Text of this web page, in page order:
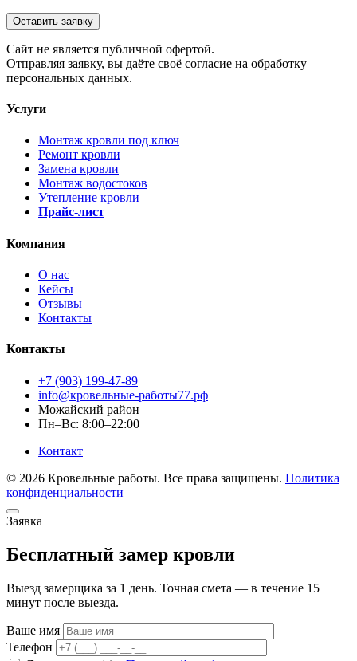
Оставить заявку
Cайт не является публичной офертой.
Отправляя заявку, вы даёте своё согласие на обработку
персональных данных.
Услуги
Монтаж кровли под ключ
Ремонт кровли
Замена кровли
Монтаж водостоков
Утепление кровли
Прайс-лист
Компания
О нас
Кейсы
Отзывы
Контакты
Контакты
+7 (903) 199-47-89
info@кровельные-работы77.рф
Можайский район
Пн–Вс: 8:00–22:00
Контакт
© 2026 Кровельные работы. Все права защищены. Политика
конфиденциальности
Заявка
Бесплатный замер кровли
Выезд замерщика за 1 день. Точная смета — в течение 15
минут после выезда.
Ваше имя
Телефон